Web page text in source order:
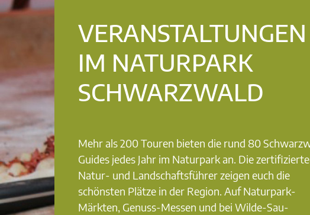
VERANSTALTUNGEN
IM NATURPARK
SCHWARZWALD
Mehr als 200 Touren bieten die rund 80
Guides jedes Jahr im Naturpark an. Die
Natur- und Landschaftsführer zeigen euch die
schönsten Plätze in der Region. Auf Naturpark-
Märkten, Genuss-Messen und bei Wilde-Sau-